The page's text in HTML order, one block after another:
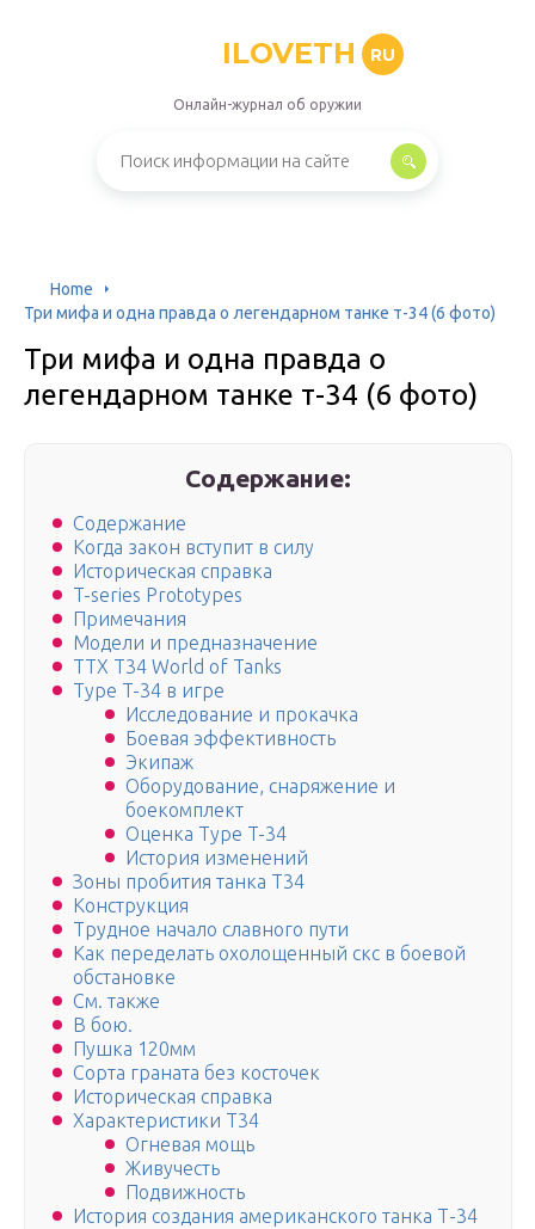
ILOVETH RU
Онлайн-журнал об оружии
Home
Три мифа и одна правда о легендарном танке т-34 (6 фото)
Три мифа и одна правда о
легендарном танке т-34 (6 фото)
Содержание:
Содержание
Когда закон вступит в силу
Историческая справка
T-series Prototypes
Примечания
Модели и предназначение
ТТХ Т34 World of Tanks
Type T-34 в игре
Исследование и прокачка
Боевая эффективность
Экипаж
Оборудование, снаряжение и
боекомплект
Оценка Type T-34
История изменений
Зоны пробития танка T34
Конструкция
Трудное начало славного пути
Как переделать охолощенный скс в боевой
обстановке
См. также
В бою.
Пушка 120мм
Сорта граната без косточек
Историческая справка
Характеристики Т34
Огневая мощь
Живучесть
Подвижность
История создания американского танка Т-34